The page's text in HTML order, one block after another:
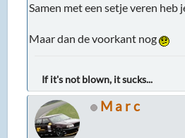
Samen met een setje veren heb
Maar dan de voorkant nog
If it's not blown, it sucks...
M a r c